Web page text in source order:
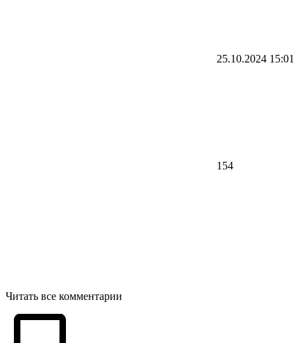
25.10.2024 15:01
154
Читать все комментарии